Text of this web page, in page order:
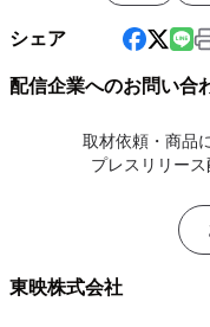
シェア
配信企業へのお問い合
取材依頼・商品
プレスリリース
東映株式会社